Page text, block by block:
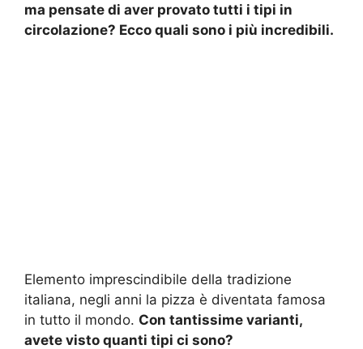
ma pensate di aver provato tutti i tipi in
circolazione? Ecco quali sono i più incredibili.
Elemento imprescindibile della tradizione
italiana, negli anni la pizza è diventata famosa
in tutto il mondo. Con tantissime varianti,
avete visto quanti tipi ci sono?